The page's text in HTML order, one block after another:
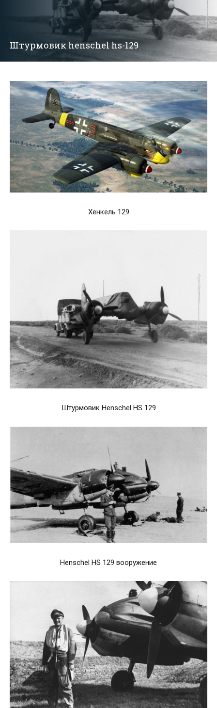
Штурмовик henschel hs-129
Хенкель 129
Штурмовик Henschel HS 129
Henschel HS 129 вооружение